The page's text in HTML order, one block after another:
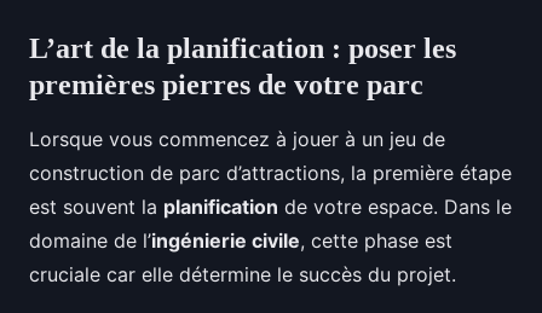
L’art de la planification : poser les
premières pierres de votre parc
Lorsque vous commencez à jouer à un jeu de
construction de parc d’attractions, la première étape
est souvent la planification de votre espace. Dans le
domaine de l’ingénierie civile, cette phase est
cruciale car elle détermine le succès du projet.